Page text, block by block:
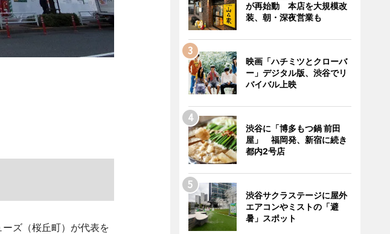
ズ（桜丘町）が代表を
が再始動 本店を大規模改
装、朝・深夜営業も
映画「ハチミツとクローバ
ー」デジタル版、渋谷でリ
バイバル上映
渋谷に「博多もつ鍋 前田
屋」 福岡発、新宿に続き
都内2号店
渋谷サクラステージに屋外
エアコンやミストの「避
暑」スポット